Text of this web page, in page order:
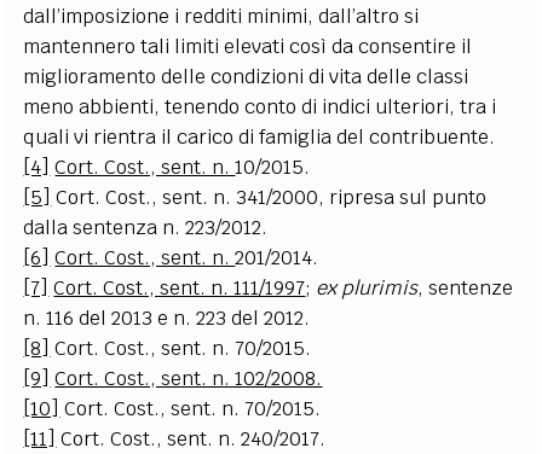
dall’imposizione i redditi minimi, dall’altro si
mantennero tali limiti elevati così da consentire il
miglioramento delle condizioni di vita delle classi
meno abbienti, tenendo conto di indici ulteriori, tra i
quali vi rientra il carico di famiglia del contribuente.
[4] Cort. Cost., sent. n.10/2015.
[5] Cort. Cost., sent. n. 341/2000, ripresa sul punto
dalla sentenza n. 223/2012.
[6] Cort. Cost., sent. n.201/2014.
[7] Cort. Cost., sent. n. 111/1997; ex plurimis, sentenze
n. 116 del 2013 e n. 223 del 2012.
[8] Cort. Cost., sent. n. 70/2015.
[9] Cort. Cost., sent. n. 102/2008.
[10] Cort. Cost., sent. n. 70/2015.
[11] Cort. Cost., sent. n. 240/2017.